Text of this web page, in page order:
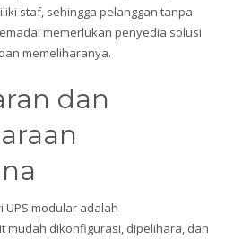
staf, sehingga pelanggan tanpa
memerlukan penyedia solusi
memeliharanya.
dan
modular adalah
mudah dikonfigurasi, dipelihara, dan